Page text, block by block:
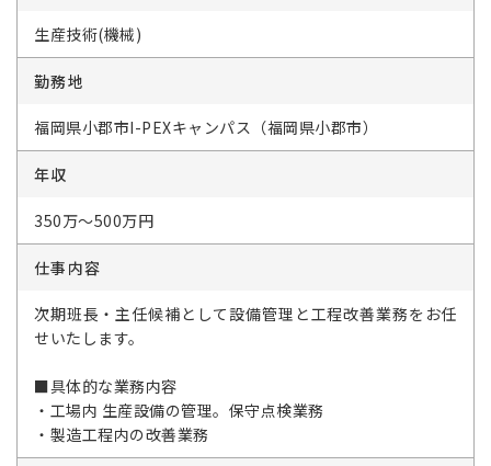
生産技術(機械)
勤務地
福岡県小郡市I-PEXキャンパス（福岡県小郡市）
年収
350万～500万円
仕事内容
次期班長・主任候補として設備管理と工程改善業務をお任
せいたします。
■具体的な業務内容
・工場内 生産設備の管理。保守点検業務
・製造工程内の改善業務